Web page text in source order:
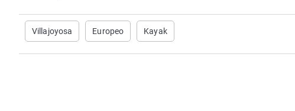
Villajoyosa Europeo Kayak